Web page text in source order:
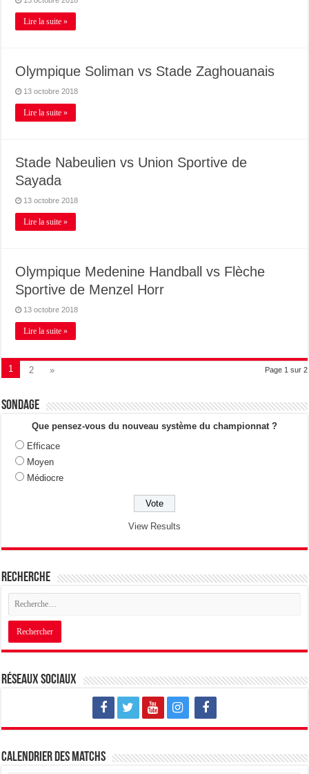
Lire la suite »
Olympique Soliman vs Stade Zaghouanais
13 octobre 2018
Lire la suite »
Stade Nabeulien vs Union Sportive de
Sayada
13 octobre 2018
Lire la suite »
Olympique Medenine Handball vs Flèche
Sportive de Menzel Horr
13 octobre 2018
Lire la suite »
Page 1 sur 2
1 2 »
Sondage
Que pensez-vous du nouveau système du championnat ?
Efficace
Moyen
Médiocre
View Results
Recherche
Réseaux sociaux
Calendrier des matchs